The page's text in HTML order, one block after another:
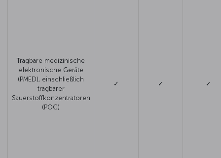
Tragbare medizinische
elektronische Geräte
(PMED), einschließlich
tragbarer
Sauerstoffkonzentratoren
(POC)
✓ ✓ ✓